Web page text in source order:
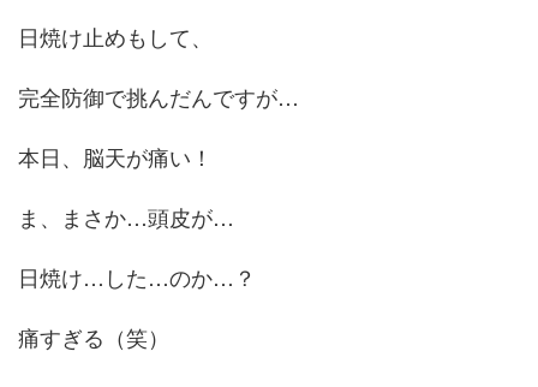
日焼け止めもして、
完全防御で挑んだんですが…
本日、脳天が痛い！
ま、まさか…頭皮が…
日焼け…した…のか…？
痛すぎる（笑）